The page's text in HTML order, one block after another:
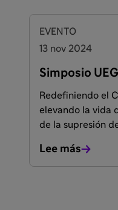
FACULTADOS
EVENTO
13 nov 2024
Simposio
Redefiniendo el
elevando la vida
de la supresión
Lee más